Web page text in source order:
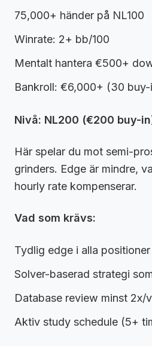
75,000+ händer på NL100
Winrate: 2+ bb/100
Mentalt hantera €500+
Bankroll: €6,000+ (30
Nivå: NL200 (€200 buy-
Här spelar du mot semi-
grinders. Edge är mindre,
hourly rate kompenserar.
Vad som krävs:
Tydlig edge i alla positioner
Solver-baserad strategi
Database review minst 2x/
Aktiv study schedule (5+